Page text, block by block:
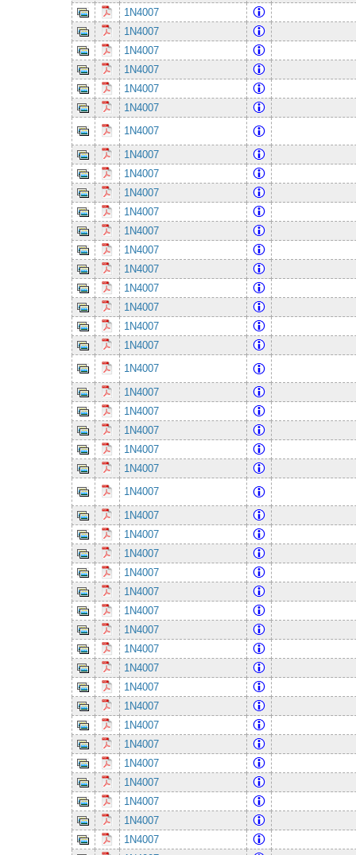
1N4007
1N4007
1N4007
1N4007
1N4007
1N4007
1N4007
1N4007
1N4007
1N4007
1N4007
1N4007
1N4007
1N4007
1N4007
1N4007
1N4007
1N4007
1N4007
1N4007
1N4007
1N4007
1N4007
1N4007
1N4007
1N4007
1N4007
1N4007
1N4007
1N4007
1N4007
1N4007
1N4007
1N4007
1N4007
1N4007
1N4007
1N4007
1N4007
1N4007
1N4007
1N4007
1N4007